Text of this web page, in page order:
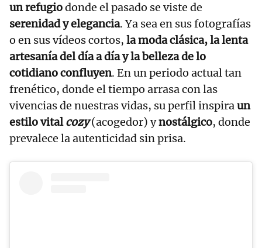
un refugiodonde el pasado se viste de
serenidad y elegancia. Ya sea en sus fotografías
o en sus vídeos cortos, la moda clásica, la lenta
artesanía del día a día y la belleza de lo
cotidiano confluyen. En un periodo actual tan
frenético, donde el tiempo arrasa con las
vivencias de nuestras vidas, su perfil inspiraun
estilo vitalcozy (acogedor) ynostálgico, donde
prevalece la autenticidad sin prisa.